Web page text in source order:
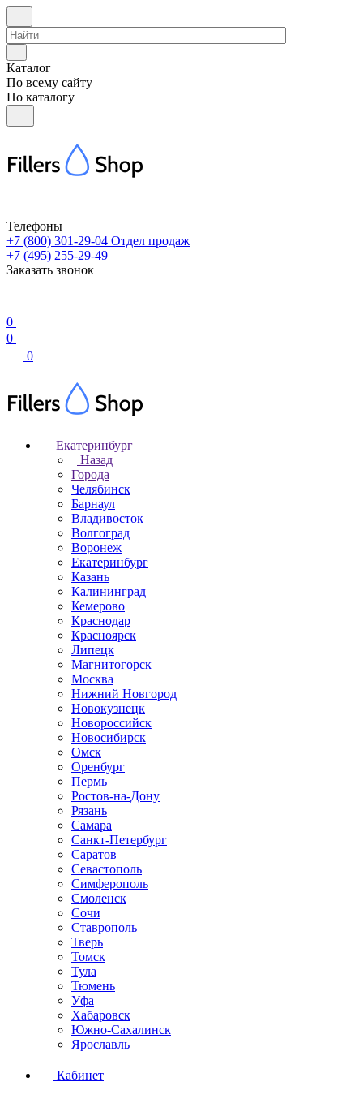
Каталог
По всему сайту
По каталогу
Телефоны
+7 (800) 301-29-04 Отдел продаж
+7 (495) 255-29-49
Заказать звонок
0
0
0
Екатеринбург
Назад
Города
Челябинск
Барнаул
Владивосток
Волгоград
Воронеж
Екатеринбург
Казань
Калининград
Кемерово
Краснодар
Красноярск
Липецк
Магнитогорск
Москва
Нижний Новгород
Новокузнецк
Новороссийск
Новосибирск
Омск
Оренбург
Пермь
Ростов-на-Дону
Рязань
Самара
Санкт-Петербург
Саратов
Севастополь
Симферополь
Смоленск
Сочи
Ставрополь
Тверь
Томск
Тула
Тюмень
Уфа
Хабаровск
Южно-Сахалинск
Ярославль
Кабинет